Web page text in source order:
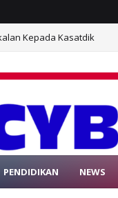
Kepada Kasatdik
PENDIDIKAN NEWS